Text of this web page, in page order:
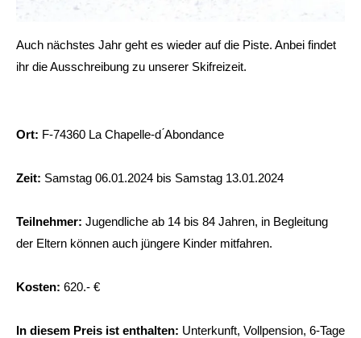
Auch nächstes Jahr geht es wieder auf die Piste. Anbei findet
ihr die Ausschreibung zu unserer Skifreizeit.
Ort: F-74360 La Chapelle-d́Abondance
Zeit: Samstag 06.01.2024 bis Samstag 13.01.2024
Teilnehmer: Jugendliche ab 14 bis 84 Jahren, in Begleitung
der Eltern können auch jüngere Kinder mitfahren.
Kosten: 620.- €
In diesem Preis ist enthalten: Unterkunft, Vollpension, 6-Tage